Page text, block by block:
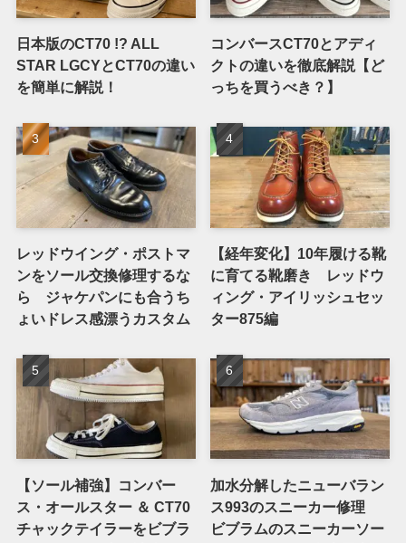
日本版のCT70 !? ALL
STAR LGCYとCT70の違い
を簡単に解説！
コンバースCT70とアディ
クトの違いを徹底解説【ど
っちを買うべき？】
レッドウイング・ポストマ
ンをソール交換修理するな
ら ジャケパンにも合うち
ょいドレス感漂うカスタム
【経年変化】10年履ける靴
に育てる靴磨き レッドウ
ィング・アイリッシュセッ
ター875編
【ソール補強】コンバー
ス・オールスター ＆ CT70
チャックテイラーをビブラ
加水分解したニューバラン
ス993のスニーカー修理
ビブラムのスニーカーソー